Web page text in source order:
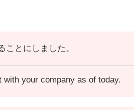
ことにしました。
your company as of today.